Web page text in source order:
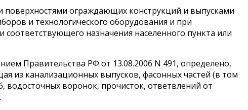
поверхностями ограждающих конструкций и выпусками
и технологического оборудования и при
назначения населенного пункта или
Правительства РФ от 13.08.2006 N 491, определено,
из канализационных выпусков, фасонных частей (в том
водосточных воронок, прочисток, ответвлений от